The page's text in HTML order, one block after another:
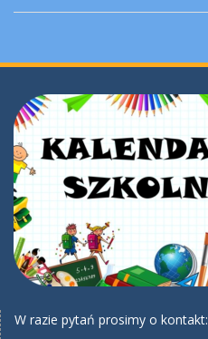
W razie pytań prosimy o kontakt: